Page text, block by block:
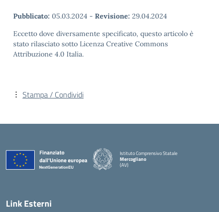
Pubblicato: 05.03.2024 - Revisione: 29.04.2024
Eccetto dove diversamente specificato, questo articolo è
stato rilasciato sotto Licenza Creative Commons
Attribuzione 4.0 Italia.
Stampa / Condividi
Istituto Comprensivo Statale
Mercogliano
(AV)
Link Esterni